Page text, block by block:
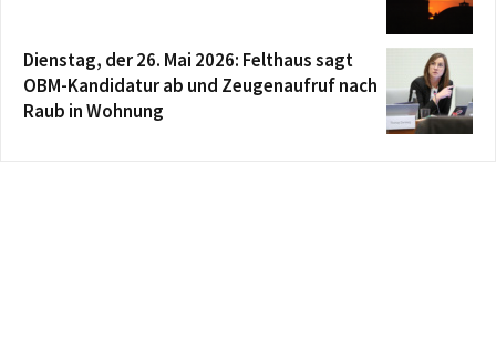
Dienstag, der 26. Mai 2026: Felthaus sagt
OBM-Kandidatur ab und Zeugenaufruf nach
Raub in Wohnung